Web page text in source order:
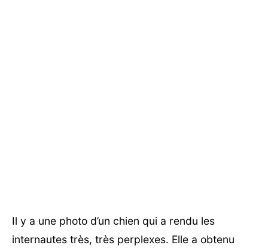
Il y a une photo d’un chien qui a rendu les
internautes très, très perplexes. Elle a obtenu